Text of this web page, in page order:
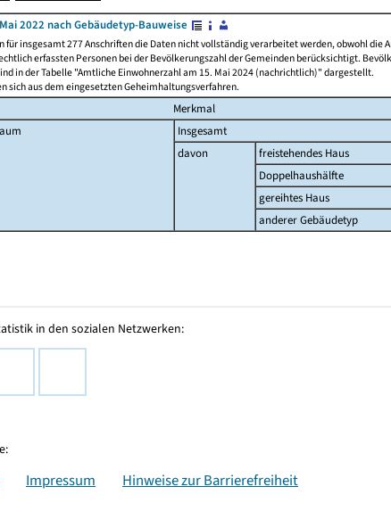
2022 nach Gebäudetyp-Bauweise
für insgesamt 277 Anschriften die Daten nicht vollständig verarbeitet werden, obwohl die
erfassten Personen bei der Bevölkerungszahl der Gemeinden berücksichtigt.
in der Tabelle "Amtliche Einwohnerzahl am 15. Mai 2024 (nachrichtlich)" dargestellt.
sich aus dem eingesetzten Geheimhaltungsverfahren.
Merkmal
Insgesamt
davon
freistehendes Haus
Doppelhaushälfte
gereihtes Haus
anderer Gebäudetyp
in den sozialen Netzwerken:
Impressum Hinweise zur Barrierefreiheit